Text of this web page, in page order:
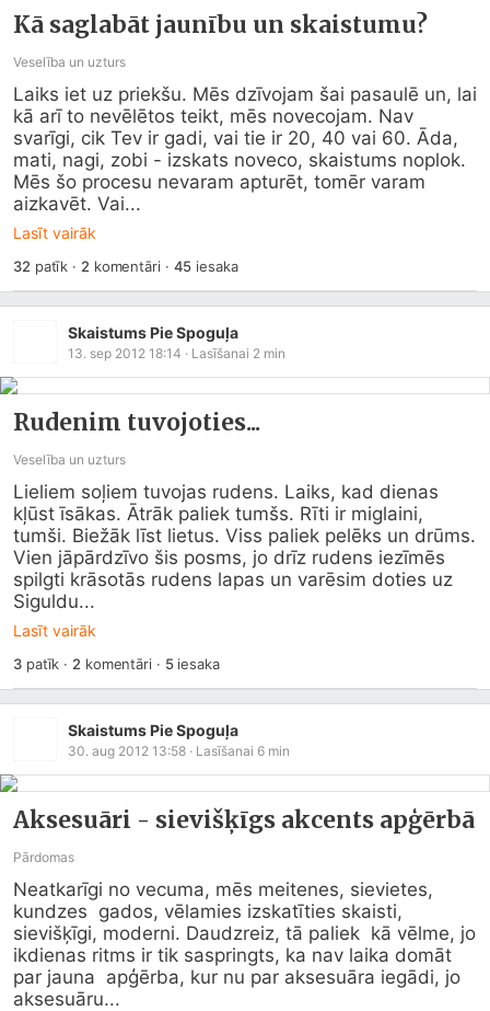
Kā saglabāt jaunību un skaistumu?
Veselība un uzturs
Laiks iet uz priekšu. Mēs dzīvojam šai pasaulē un, lai
kā arī to nevēlētos teikt, mēs novecojam. Nav
svarīgi, cik Tev ir gadi, vai tie ir 20, 40 vai 60. Āda,
mati, nagi, zobi - izskats noveco, skaistums noplok.
Mēs šo procesu nevaram apturēt, tomēr varam
aizkavēt. Vai...
Lasīt vairāk
32 patīk · 2 komentāri · 45 iesaka
Skaistums Pie Spoguļa
13. sep 2012 18:14 · Lasīšanai 2 min
Rudenim tuvojoties...
Veselība un uzturs
Lieliem soļiem tuvojas rudens. Laiks, kad dienas
kļūst īsākas. Ātrāk paliek tumšs. Rīti ir miglaini,
tumši. Biežāk līst lietus. Viss paliek pelēks un drūms.
Vien jāpārdzīvo šis posms, jo drīz rudens iezīmēs
spilgti krāsotās rudens lapas un varēsim doties uz
Siguldu...
Lasīt vairāk
3patīk · 2 komentāri · 5iesaka
Skaistums Pie Spoguļa
30. aug 2012 13:58 · Lasīšanai 6 min
Aksesuāri - sievišķīgs akcents apģērbā
Pārdomas
Neatkarīgi no vecuma, mēs meitenes, sievietes,
kundzes  gados, vēlamies izskatīties skaisti,
sievišķīgi, moderni. Daudzreiz, tā paliek  kā vēlme, jo
ikdienas ritms ir tik saspringts, ka nav laika domāt
par jauna  apģērba, kur nu par aksesuāra iegādi, jo
aksesuāru...